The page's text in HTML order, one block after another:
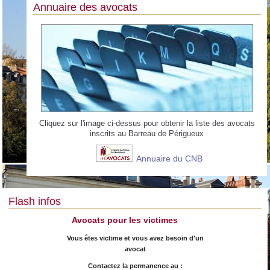
Annuaire des avocats
Cliquez sur l'image ci-dessus pour obtenir la liste des avocats
inscrits au Barreau de Périgueux
Annuaire du CNB
Flash infos
Avocats pour les victimes
Vous êtes victime et vous avez besoin d'un
avocat
Contactez la permanence au :